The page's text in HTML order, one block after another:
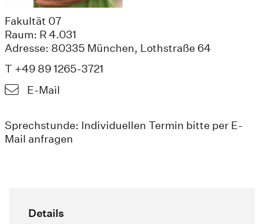
Fakultät 07
Raum: R 4.031
Adresse: 80335 München, Lothstraße 64
T +49 89 1265-3721
E-Mail
Sprechstunde: Individuellen Termin bitte per E-
Mail anfragen
Details